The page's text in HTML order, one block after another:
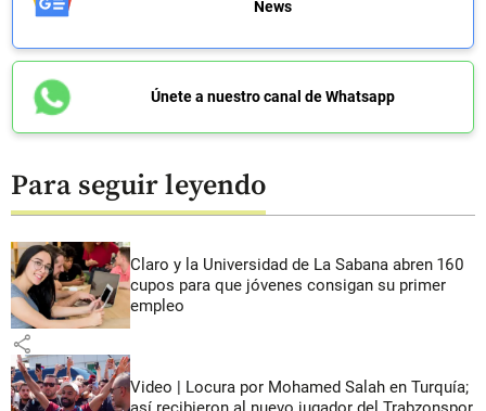
News
Únete a nuestro canal de Whatsapp
Para seguir leyendo
Claro y la Universidad de La Sabana abren 160
cupos para que jóvenes consigan su primer
empleo
share
Video | Locura por Mohamed Salah en Turquía;